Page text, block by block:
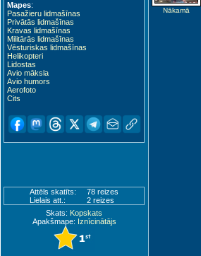
Mapes:
Pasažieru lidmašīnas
Privātās lidmašīnas
Kravas lidmašīnas
Militārās lidmašīnas
Vēsturiskas lidmašīnas
Helikopteri
Lidostas
Avio māksla
Avio humors
Aerofoto
Cits
Attēls skatīts:
78 reizes
Lielais att.:
2 reizes
Skats: Kopskats
Apakšmape: Iznīcinātājs
Nākamā